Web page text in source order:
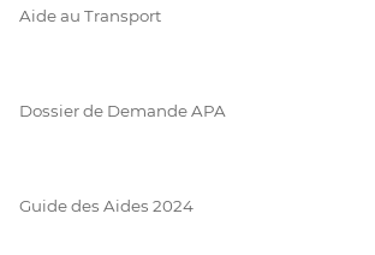
Aide au Transport
Dossier de Demande APA
Guide des Aides 2024